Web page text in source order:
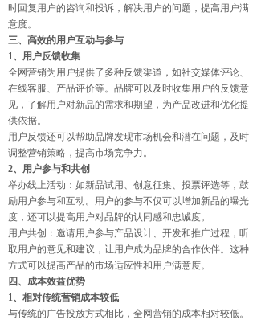
时回复用户的咨询和投诉，解决用户的问题，提高用户满
意度。
三、高效的用户互动与参与
1、用户反馈收集
全网营销为用户提供了多种反馈渠道，如社交媒体评论、
在线客服、产品评价等。品牌可以及时收集用户的反馈意
见，了解用户对新品的需求和期望，为产品改进和优化提
供依据。
用户反馈还可以帮助品牌发现市场机会和潜在问题，及时
调整营销策略，提高市场竞争力。
2、用户参与和共创
举办线上活动：如新品试用、创意征集、投票评选等，鼓
励用户参与和互动。用户的参与不仅可以增加新品的曝光
度，还可以提高用户对品牌的认同感和忠诚度。
用户共创：邀请用户参与产品设计、开发和推广过程，听
取用户的意见和建议，让用户成为品牌的合作伙伴。这种
方式可以提高产品的市场适应性和用户满意度。
四、成本效益优势
1、相对传统营销成本较低
与传统的广告投放方式相比，全网营销的成本相对较低。